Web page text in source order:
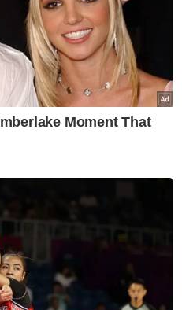
Harian.Klik di sini!